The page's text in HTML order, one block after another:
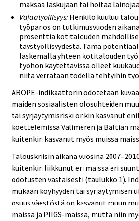
maksaa laskujaan tai hoitaa
Vajaatyöllisyys: Henkilö kuuluu
työpanos on tutkimusvuoden
prosenttia kotitalouden
täystyöllisyydestä. Tämä
laskemalla yhteen kotitalouden
työhön käytettävissä olleet
niitä verrataan todella tehtyihin
AROPE-indikaattorin odotetaan
maiden sosiaalisten olosuhteiden
tai syrjäytymisriski onkin kasvanut
koettelemissa Välimeren ja Baltian
kuitenkin kasvanut myös muissa
Talouskriisin aikana vuosina
kuitenkin liikkunut eri maissa eri
odotusten vastaisesti (taulukko 1).
mukaan köyhyyden tai syrjäytymisen
osuus väestöstä on kasvanut muun
maissa ja PIIGS-maissa, mutta niin